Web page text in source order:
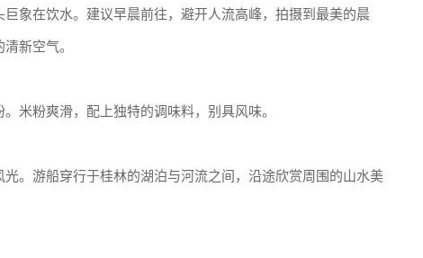
象在饮水。建议早晨前往，避开人流高峰，拍摄到最美的晨
新空气。
米粉爽滑，配上独特的调味料，别具风味。
。游船穿行于桂林的湖泊与河流之间，沿途欣赏周围的山水美